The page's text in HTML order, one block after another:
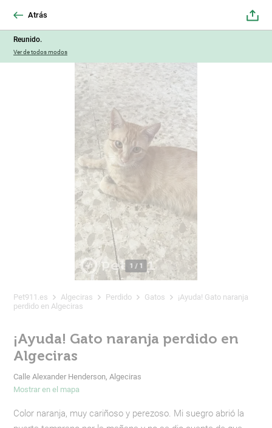
Reunido.
Ver de todos modos
Atrás
1 / 1
Pet911.es Algeciras Perdido Gatos
¡Ayuda! Gato naranja
perdido en Algeciras
¡Ayuda! Gato naranja perdido en
Algeciras
Calle Alexander Henderson, Algeciras
Mostrar en el mapa
Color naranja, muy cariñoso y perezoso. Mi suegro abrió la